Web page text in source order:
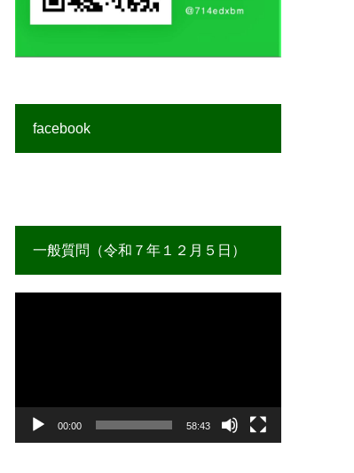
facebook
一般質問（令和７年１２月５日）
00:00 58:43